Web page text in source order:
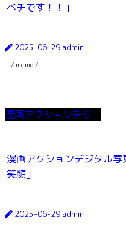
ベチです！！」
2025-06-29 admin
/ memo /
漫画アクションデジ...
漫画アクションデジタル写
笑顔」
2025-06-29 admin